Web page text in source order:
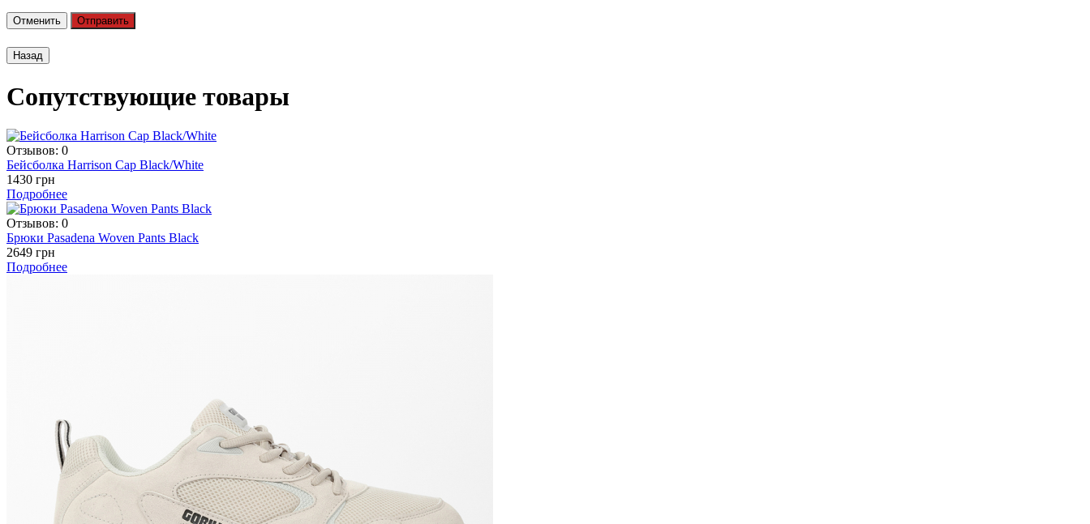
Отменить Отправить
Сопутствующие товары
Отзывов: 0
Бейсболка Harrison Cap Black/White
1430 грн
Подробнее
Отзывов: 0
Брюки Pasadena Woven Pants Black
2649 грн
Подробнее